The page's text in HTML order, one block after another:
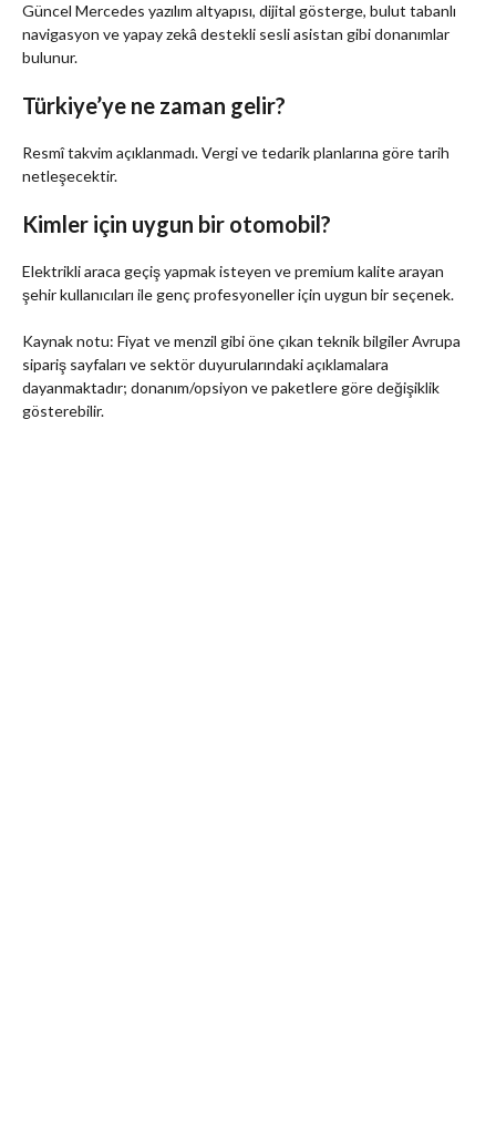
Güncel Mercedes yazılım altyapısı, dijital gösterge, bulut tabanlı
navigasyon ve yapay zekâ destekli sesli asistan gibi donanımlar
bulunur.
Türkiye’ye ne zaman gelir?
Resmî takvim açıklanmadı. Vergi ve tedarik planlarına göre tarih
netleşecektir.
Kimler için uygun bir otomobil?
Elektrikli araca geçiş yapmak isteyen ve premium kalite arayan
şehir kullanıcıları ile genç profesyoneller için uygun bir seçenek.
Kaynak notu: Fiyat ve menzil gibi öne çıkan teknik bilgiler Avrupa
sipariş sayfaları ve sektör duyurularındaki açıklamalara
dayanmaktadır; donanım/opsiyon ve paketlere göre değişiklik
gösterebilir.